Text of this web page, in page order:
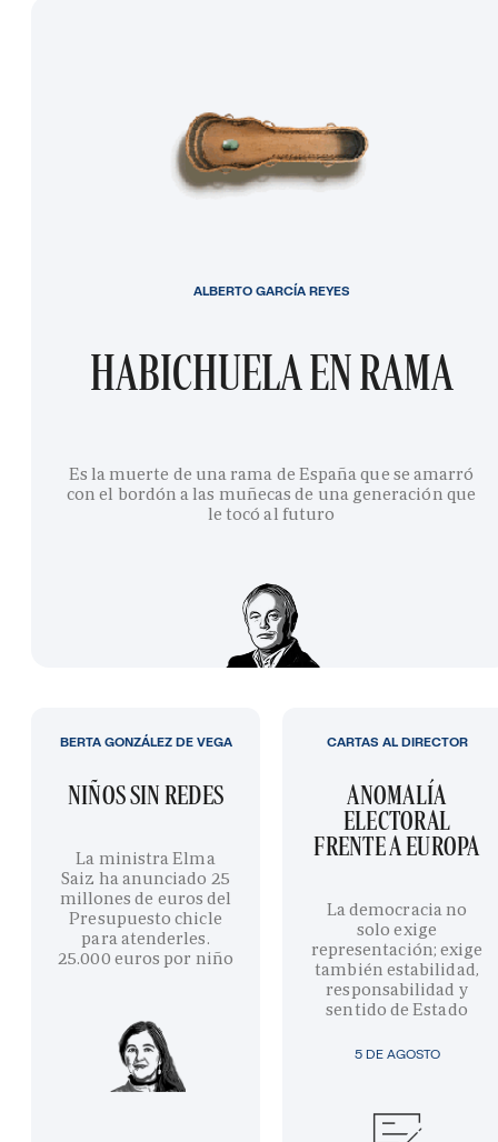
HABICHUELA EN RAMA
Es la muerte de una rama de España que se amarró
con el bordón a las muñecas de una generación que
le tocó al futuro
ALBERTO GARCÍA REYES
NIÑOS SIN REDES
La ministra Elma
Saiz ha anunciado 25
millones de euros del
Presupuesto chicle
para atenderles.
25.000 euros por niño
BERTA GONZÁLEZ DE VEGA
5 DE AGOSTO
ANOMALÍA
ELECTORAL
FRENTE A EUROPA
La democracia no
solo exige
representación; exige
también estabilidad,
responsabilidad y
sentido de Estado
CARTAS AL DIRECTOR